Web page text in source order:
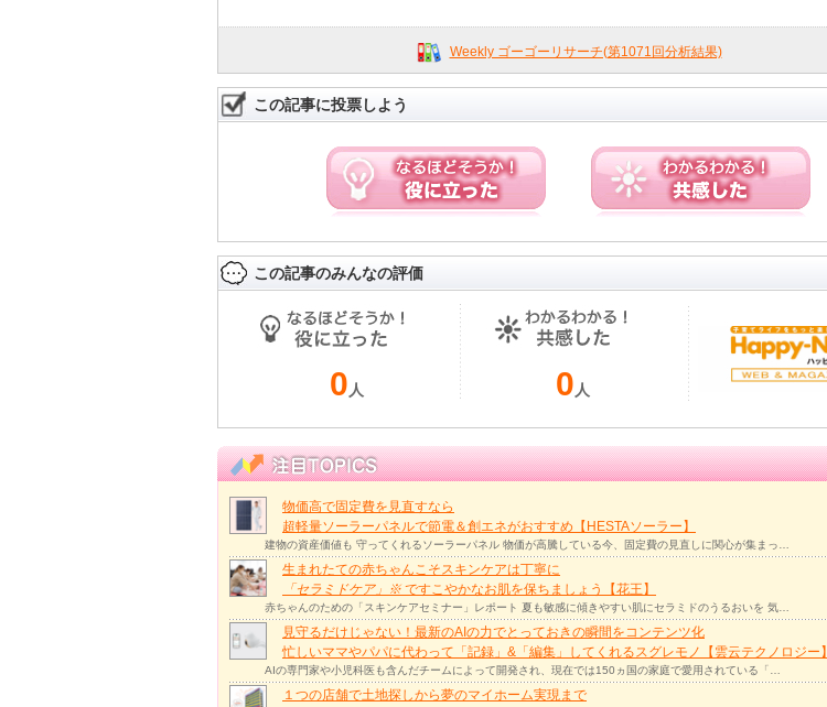
Weekly ゴーゴーリサーチ(第1071回分析結果)
この記事に投票しよう
この記事のみんなの評価
0 人 0 人
物価高で固定費を見直すなら
超軽量ソーラーパネルで節電＆創エネがおすすめ【HESTAソーラー】
建物の資産価値も 守ってくれるソーラーパネル 物価が高騰している今、固定費の見直しに関心が集まっ…
生まれたての赤ちゃんこそスキンケアは丁寧に
「セラミドケア」 ※ですこやかなお肌を保ちましょう【花王】
赤ちゃんのための「スキンケアセミナー」レポート 夏も敏感に傾きやすい肌にセラミドのうるおいを 気…
見守るだけじゃない！最新のAIの力でとっておきの瞬間をコンテンツ化
忙しいママやパパに代わって「記録」&「編集」してくれるスグレモノ【雲云テクノロジー】
AIの専門家や小児科医も含んだチームによって開発され、現在では150ヵ国の家庭で愛用されている「…
１つの店舗で土地探しから夢のマイホーム実現まで